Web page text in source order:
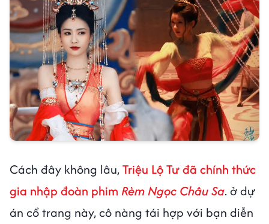
Cách đây không lâu,Triệu Lộ Tư đã chính thức
gia nhập đoàn phim Rèm Ngọc Châu Sa. ở dự
án cổ trang này, cô nàng tái hợp với bạn diễn